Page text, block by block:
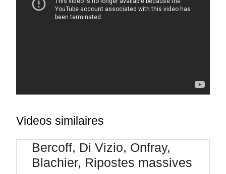
Videos similaires
Bercoff, Di Vizio, Onfray,
Blachier, Ripostes massives